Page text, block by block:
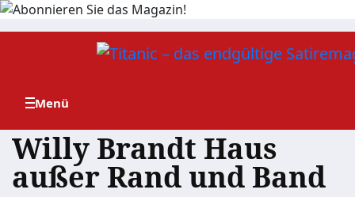
Zum
Willy Brandt Haus
außer Rand und Band